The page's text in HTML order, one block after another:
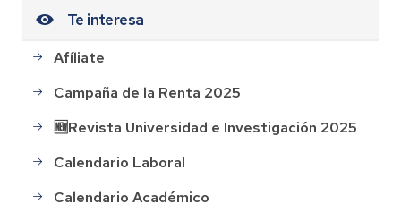
Te interesa
Afíliate
Campaña de la Renta 2025
🆕Revista Universidad e Investigación 2025
Calendario Laboral
Calendario Académico